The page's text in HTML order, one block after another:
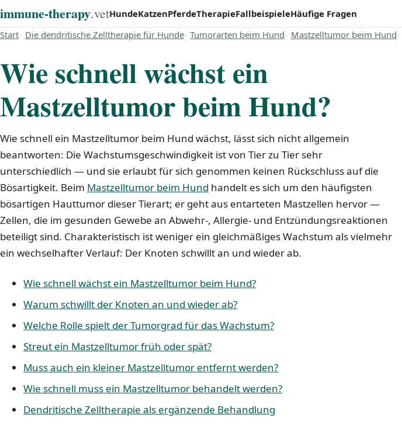
immune‑therapy.vetHundeKatzenPferdeTherapieFallbeispieleHäufige Fragen
Start Die dendritische Zelltherapie für Hunde Tumorarten beim Hund Mastzelltumor beim Hund
Wie schnell wächst ein
Mastzelltumor beim Hund?
Wie schnell ein Mastzelltumor beim Hund wächst, lässt sich nicht allgemein
beantworten: Die Wachstumsgeschwindigkeit ist von Tier zu Tier sehr
unterschiedlich — und sie erlaubt für sich genommen keinen Rückschluss auf die
Bösartigkeit. Beim Mastzelltumor beim Hund handelt es sich um den häufigsten
bösartigen Hauttumor dieser Tierart; er geht aus entarteten Mastzellen hervor —
Zellen, die im gesunden Gewebe an Abwehr-, Allergie- und Entzündungsreaktionen
beteiligt sind. Charakteristisch ist weniger ein gleichmäßiges Wachstum als vielmehr
ein wechselhafter Verlauf: Der Knoten schwillt an und wieder ab.
Wie schnell wächst ein Mastzelltumor beim Hund?
Warum schwillt der Knoten an und wieder ab?
Welche Rolle spielt der Tumorgrad für das Wachstum?
Streut ein Mastzelltumor früh oder spät?
Muss auch ein kleiner Mastzelltumor entfernt werden?
Wie schnell muss ein Mastzelltumor behandelt werden?
Dendritische Zelltherapie als ergänzende Behandlung